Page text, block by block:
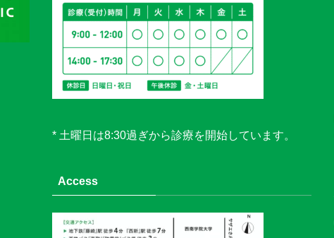
* 土曜日は8:30過ぎから診療を開始しています。
Access